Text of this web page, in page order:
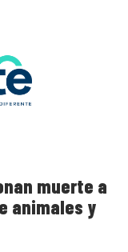
muerte a
animales y